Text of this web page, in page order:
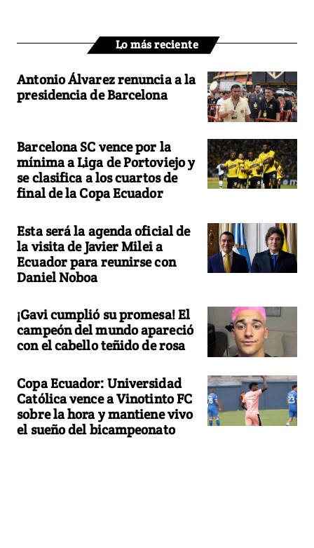
Lo más reciente
Antonio Álvarez renuncia a la
presidencia de Barcelona
Barcelona SC vence por la
mínima a Liga de Portoviejo y
se clasifica a los cuartos de
final de la Copa Ecuador
Esta será la agenda oficial de
la visita de Javier Milei a
Ecuador para reunirse con
Daniel Noboa
¡Gavi cumplió su promesa! El
campeón del mundo apareció
con el cabello teñido de rosa
Copa Ecuador: Universidad
Católica vence a Vinotinto FC
sobre la hora y mantiene vivo
el sueño del bicampeonato